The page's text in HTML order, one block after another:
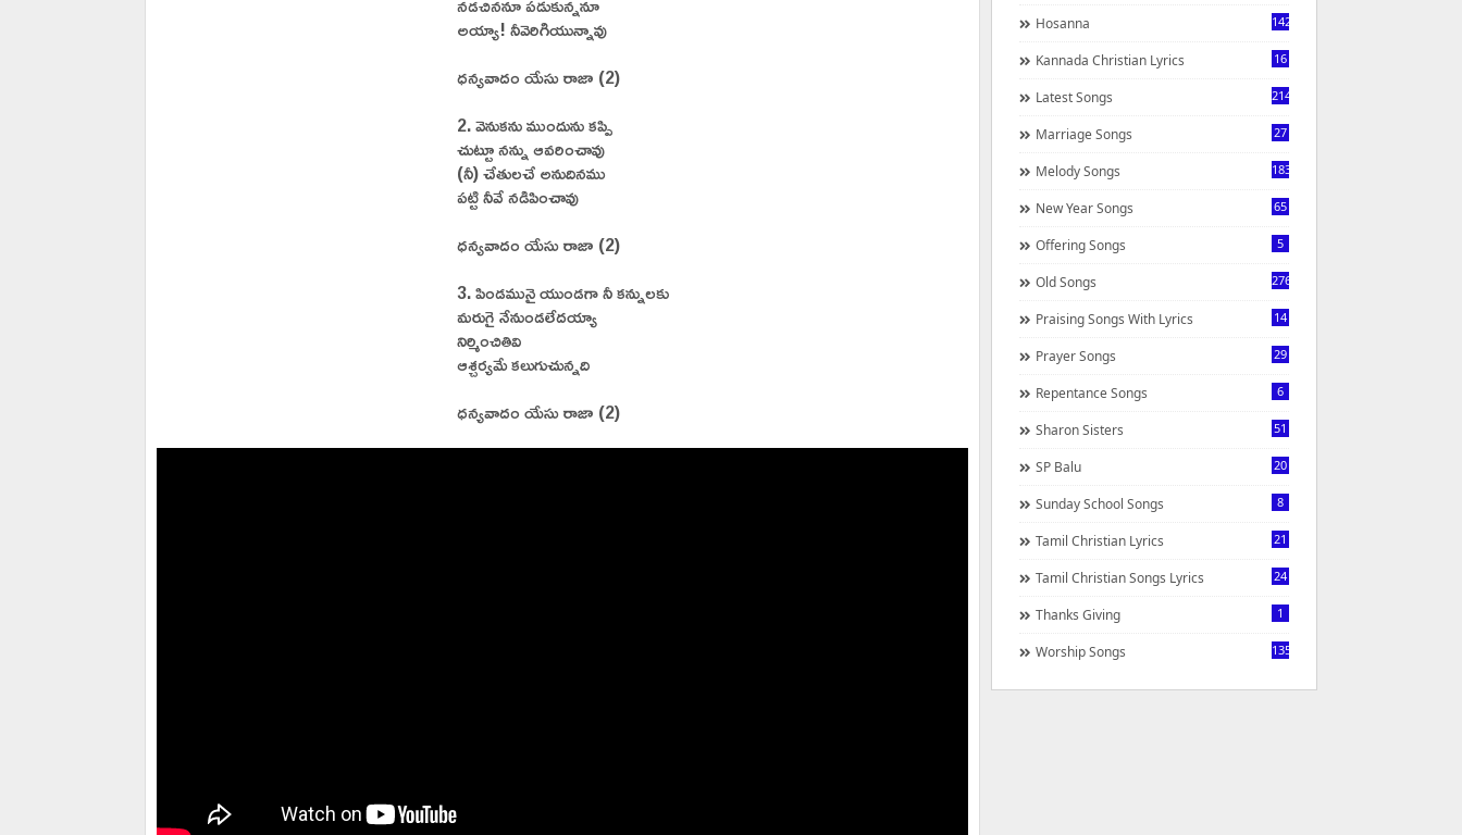
అయ్యా! నీవెరిగియున్నావు
ధన్యవాదం యేసు రాజా (2)
2. వెనుకను ముందును కప్పి
చుట్టూ నన్ను ఆవరించావు
(నీ) చేతులచే అనుదినము
పట్టి నీవే నడిపించావు
ధన్యవాదం యేసు రాజా (2)
3. పిండమునై యుండగా నీ కన్నులకు
మరుగై నేనుండలేదయ్యా
నిర్మించితివి
ఆశ్చర్యమే కలుగుచున్నది
ధన్యవాదం యేసు రాజా (2)
Hosanna 142
Kannada Christian Lyrics 16
Latest Songs 214
Marriage Songs 27
Melody Songs 183
New Year Songs 65
Offering Songs 5
Old Songs 276
Praising Songs With Lyrics 14
Prayer Songs 29
Repentance Songs 6
Sharon Sisters 51
SP Balu 20
Sunday School Songs 8
Tamil Christian Lyrics 21
Tamil Christian Songs Lyrics 24
Thanks Giving 1
Worship Songs 1350